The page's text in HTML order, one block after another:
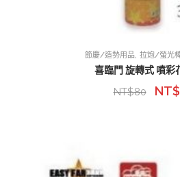
節慶/造勢用品 拉炮/螢光
喜臨門 旋轉式 噴彩
NT$80 NT$